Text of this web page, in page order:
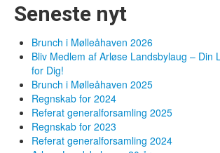
Seneste nyt
Brunch i Mølleåhaven 2026
Bliv Medlem af Arløse Landsbylaug – Din
for Dig!
Brunch i Mølleåhaven 2025
Regnskab for 2024
Referat generalforsamling 2025
Regnskab for 2023
Referat generalforsamling 2024